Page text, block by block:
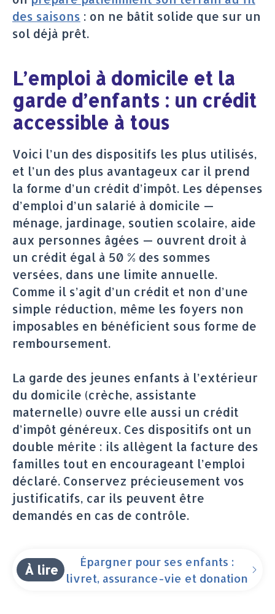
des saisons : on ne bâtit solide que sur un
sol déjà prêt.
L’emploi à domicile et la
garde d’enfants : un crédit
accessible à tous
Voici l’un des dispositifs les plus utilisés,
et l’un des plus avantageux car il prend
la forme d’un crédit d’impôt. Les dépenses
d’emploi d’un salarié à domicile —
ménage, jardinage, soutien scolaire, aide
aux personnes âgées — ouvrent droit à
un crédit égal à 50 % des sommes
versées, dans une limite annuelle.
Comme il s’agit d’un crédit et non d’une
simple réduction, même les foyers non
imposables en bénéficient sous forme de
remboursement.
La garde des jeunes enfants à l’extérieur
du domicile (crèche, assistante
maternelle) ouvre elle aussi un crédit
d’impôt généreux. Ces dispositifs ont un
double mérite : ils allègent la facture des
familles tout en encourageant l’emploi
déclaré. Conservez précieusement vos
justificatifs, car ils peuvent être
demandés en cas de contrôle.
À lire
Épargner pour ses enfants :
livret, assurance-vie et donation